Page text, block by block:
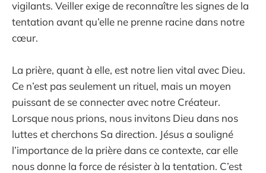
vigilants. Veiller exige de reconnaître les signes de la
tentation avant qu’elle ne prenne racine dans notre
cœur.
La prière, quant à elle, est notre lien vital avec Dieu.
Ce n’est pas seulement un rituel, mais un moyen
puissant de se connecter avec notre Créateur.
Lorsque nous prions, nous invitons Dieu dans nos
luttes et cherchons Sa direction. Jésus a souligné
l’importance de la prière dans ce contexte, car elle
nous donne la force de résister à la tentation. C’est